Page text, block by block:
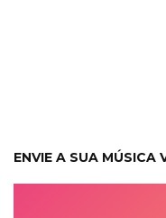
ENVIE A SUA MÚSICA